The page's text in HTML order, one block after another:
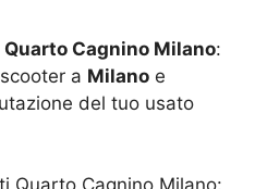
Cagnino Milano:
a Milano e
del tuo usato